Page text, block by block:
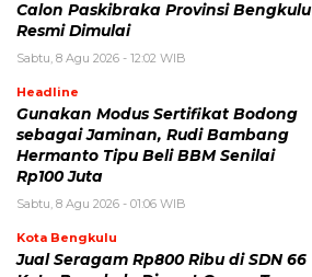
Calon Paskibraka Provinsi Bengkulu
Resmi Dimulai
Sabtu, 8 Agu 2026 - 12:02 WIB
Headline
Gunakan Modus Sertifikat Bodong
sebagai Jaminan, Rudi Bambang
Hermanto Tipu Beli BBM Senilai
Rp100 Juta
Sabtu, 8 Agu 2026 - 01:06 WIB
Kota Bengkulu
Jual Seragam Rp800 Ribu di SDN 66